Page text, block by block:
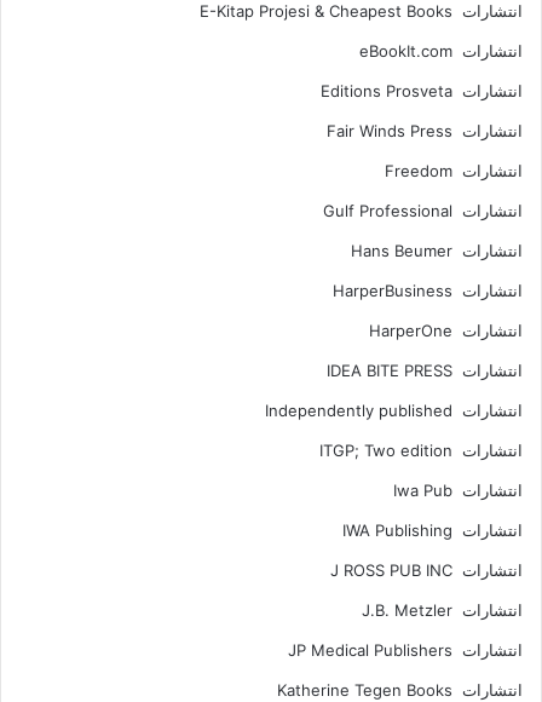
انتشارات E-Kitap Projesi & Cheapest Books
انتشارات eBookIt.com
انتشارات Editions Prosveta
انتشارات Fair Winds Press
انتشارات Freedom
انتشارات Gulf Professional
انتشارات Hans Beumer
انتشارات HarperBusiness
انتشارات HarperOne
انتشارات IDEA BITE PRESS
انتشارات Independently published
انتشارات ITGP; Two edition
انتشارات Iwa Pub
انتشارات IWA Publishing
انتشارات J ROSS PUB INC
انتشارات J.B. Metzler
انتشارات JP Medical Publishers
انتشارات Katherine Tegen Books